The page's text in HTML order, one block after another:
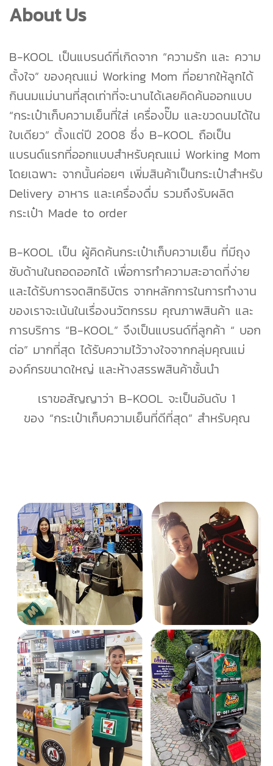
ได้บ่อยเท่าที่ต้องการ
About Us
B-KOOL เป็นแบรนด์ที่เกิดจาก “ความรัก และ ความ
ตั้งใจ” ของคุณแม่ Working Mom ที่อยากให้ลูกได้
กินนมแม่นานที่สุดเท่าที่จะนานได้เลยคิดค้นออกแบบ
“กระเป๋าเก็บความเย็นที่ใส่ เครื่องปั๊ม และขวดนมได้ใน
ใบเดียว” ตั้งแต่ปี 2008 ซึ่ง B-KOOL ถือเป็น
แบรนด์แรกที่ออกแบบสำหรับคุณแม่ Working Mom
โดยเฉพาะ จากนั้นค่อยๆ เพิ่มสินค้าเป็นกระเป๋าสำหรับ
Delivery อาหาร และเครื่องดื่ม รวมถึงรับผลิต
กระเป๋า Made to order
B-KOOL เป็น ผู้คิดค้นกระเป๋าเก็บความเย็น ที่มีถุง
ซับด้านในถอดออกได้ เพื่อการทำความสะอาดที่ง่าย
และได้รับการจดสิทธิบัตร จากหลักการในการทำงาน
ของเราจะเน้นในเรื่องนวัตกรรม คุณภาพสินค้า และ
การบริการ “B-KOOL” จึงเป็นแบรนด์ที่ลูกค้า “ บอก
ต่อ” มากที่สุด ได้รับความไว้วางใจจากกลุ่มคุณแม่
องค์กรขนาดใหญ่ และห้างสรรพสินค้าชั้นนำ
เราขอสัญญาว่า B-KOOL จะเป็นอันดับ 1
ของ “กระเป๋าเก็บความเย็นที่ดีที่สุด” สำหรับคุณ